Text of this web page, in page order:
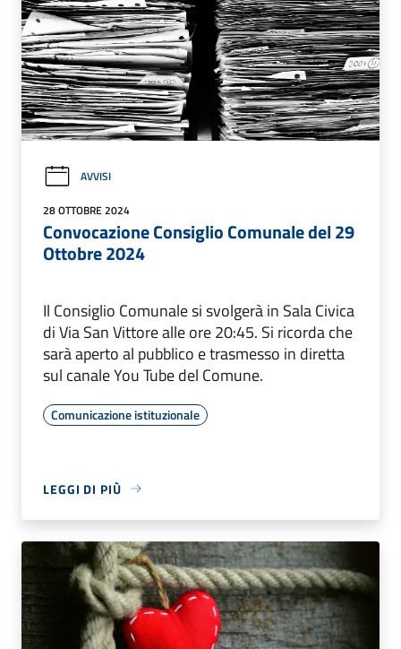
AVVISI
28 OTTOBRE 2024
Convocazione Consiglio Comunale del 29
Ottobre 2024
Il Consiglio Comunale si svolgerà in Sala Civica
di Via San Vittore alle ore 20:45. Si ricorda che
sarà aperto al pubblico e trasmesso in diretta
sul canale You Tube del Comune.
Comunicazione istituzionale
LEGGI DI PIÙ